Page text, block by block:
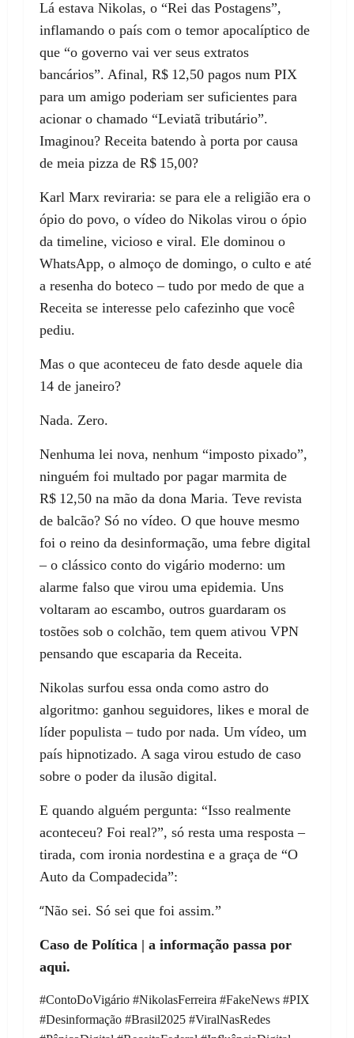
Lá estava Nikolas, o “Rei das Postagens”,
inflamando o país com o temor apocalíptico de
que “o governo vai ver seus extratos
bancários”. Afinal, R$ 12,50 pagos num PIX
para um amigo poderiam ser suficientes para
acionar o chamado “Leviatã tributário”.
Imaginou? Receita batendo à porta por causa
de meia pizza de R$ 15,00?
Karl Marx reviraria: se para ele a religião era o
ópio do povo, o vídeo do Nikolas virou o ópio
da timeline, vicioso e viral. Ele dominou o
WhatsApp, o almoço de domingo, o culto e até
a resenha do boteco – tudo por medo de que a
Receita se interesse pelo cafezinho que você
pediu.
Mas o que aconteceu de fato desde aquele dia
14 de janeiro?
Nada. Zero.
Nenhuma lei nova, nenhum “imposto pixado”,
ninguém foi multado por pagar marmita de
R$ 12,50 na mão da dona Maria. Teve revista
de balcão? Só no vídeo. O que houve mesmo
foi o reino da desinformação, uma febre digital
– o clássico conto do vigário moderno: um
alarme falso que virou uma epidemia. Uns
voltaram ao escambo, outros guardaram os
tostões sob o colchão, tem quem ativou VPN
pensando que escaparia da Receita.
Nikolas surfou essa onda como astro do
algoritmo: ganhou seguidores, likes e moral de
líder populista – tudo por nada. Um vídeo, um
país hipnotizado. A saga virou estudo de caso
sobre o poder da ilusão digital.
E quando alguém pergunta: “Isso realmente
aconteceu? Foi real?”, só resta uma resposta –
tirada, com ironia nordestina e a graça de “O
Auto da Compadecida”:
“Não sei. Só sei que foi assim.”
Caso de Política | a informação passa por
aqui.
#ContoDoVigário #NikolasFerreira #FakeNews #PIX
#Desinformação #Brasil2025 #ViralNasRedes